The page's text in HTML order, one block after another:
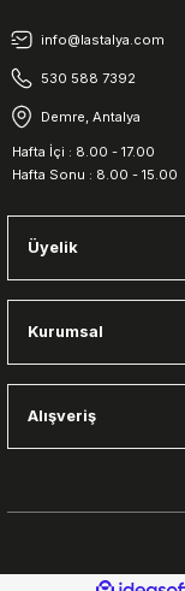
info@lastalya.com
530 588 7392
Demre, Antalya
Hafta İçi : 8.00 - 17.00
Hafta Sonu : 8.00 - 15.00
Üyelik
Kurumsal
Alışveriş